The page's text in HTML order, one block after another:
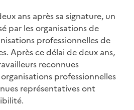
ans après sa signature, un
par les organisations de
professionnelles de
Après ce délai de deux ans,
reconnues
professionnelles
représentatives ont